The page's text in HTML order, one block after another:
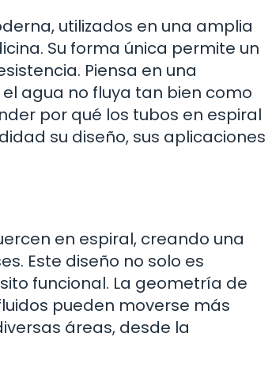
utilizados en una amplia
Su forma única permite un
Piensa en una
agua no fluya tan bien como
por qué los tubos en espiral
su diseño, sus aplicaciones
en espiral, creando una
Este diseño no solo es
funcional. La geometría de
pueden moverse más
áreas, desde la